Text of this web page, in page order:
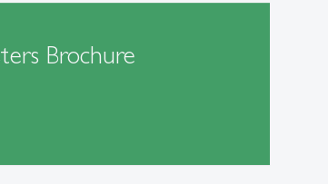
Brochure